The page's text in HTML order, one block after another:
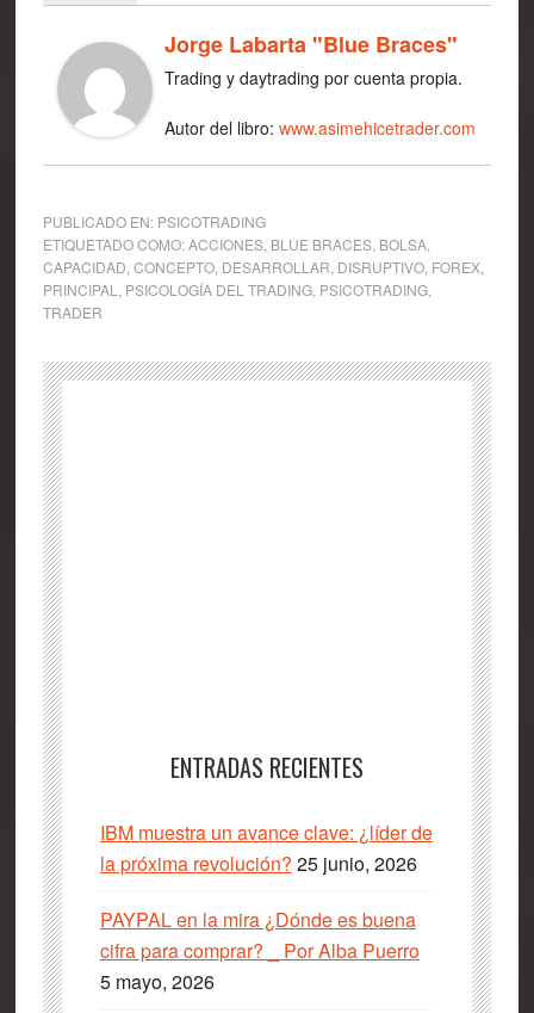
Jorge Labarta "Blue Braces"
Trading y daytrading por cuenta propia.
Autor del libro: www.asimehicetrader.com
PUBLICADO EN: PSICOTRADING
ETIQUETADO COMO:ACCIONES, BLUE BRACES, BOLSA,
CAPACIDAD CONCEPTO, DESARROLLAR DISRUPTIVO, FOREX,
PRINCIPAL
PSICOLOGÍA DEL TRADING, PSICOTRADING,
TRADER
ENTRADAS RECIENTES
IBM muestra un avance clave: ¿líder de
la próxima revolución? 25 junio, 2026
PAYPAL en la mira ¿Dónde es buena
cifra para comprar? _ Por Alba Puerro
5 mayo, 2026